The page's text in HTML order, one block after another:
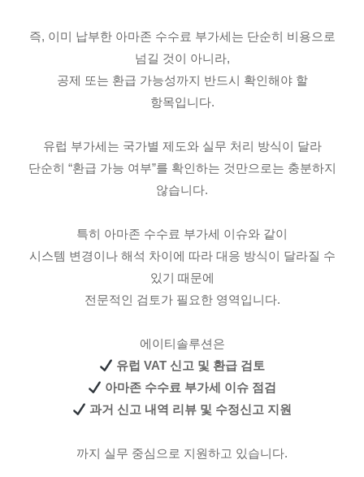
즉, 이미 납부한 아마존 수수료 부가세는 단순히 비용으로
넘길 것이 아니라,
공제 또는 환급 가능성까지 반드시 확인해야 할
항목입니다.
유럽 부가세는 국가별 제도와 실무 처리 방식이 달라
단순히 “환급 가능 여부”를 확인하는 것만으로는 충분하지
않습니다.
특히 아마존 수수료 부가세 이슈와 같이
시스템 변경이나 해석 차이에 따라 대응 방식이 달라질 수
있기 때문에
전문적인 검토가 필요한 영역입니다.
에이티솔루션은
유럽 VAT 신고 및 환급 검토
아마존 수수료 부가세 이슈 점검
과거 신고 내역 리뷰 및 수정신고 지원
까지 실무 중심으로 지원하고 있습니다.